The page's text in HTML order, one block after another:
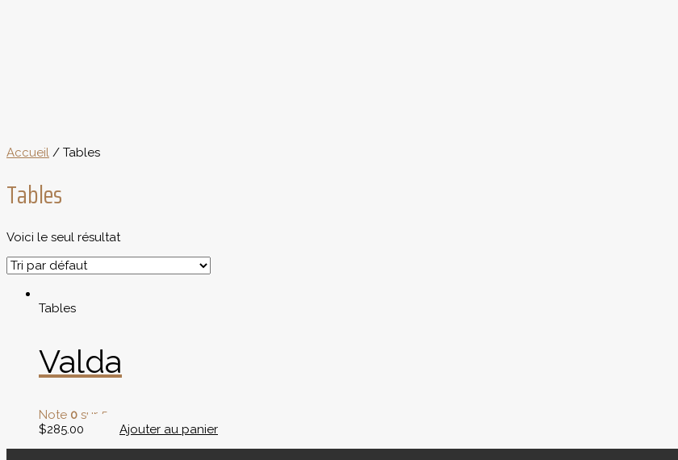
Accueil / Tables
Tables
Voici le seul résultat
Tables
Valda
Note 0 sur 5
$285.00 Ajouter au panier